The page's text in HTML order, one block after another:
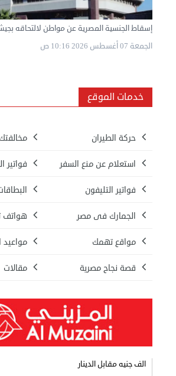
إسقاط الجنسية المصرية عن مواطن لالتحاقه
الجمعة 07 أغسطس 2026 10:16 ص
خدمات الموقع
حركة الطيران
استعلام عن منع السفر فواتير
فواتير التليفون
الجمارك فى مصر هواتف
مواقع تهمك مواعيد
قصة نجاح مصرية مقالات
الف جنيه مقابل الدينار